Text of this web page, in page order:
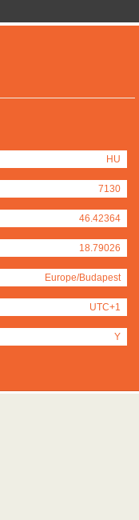
HU
7130
46.42364
18.79026
Europe/Budapest
UTC+1
Y